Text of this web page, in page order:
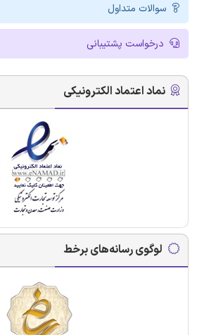
سوالات متداول
درخواست پشتیبانی
نماد اعتماد الکترونیکی
لوگوی رسانه‌های برخط